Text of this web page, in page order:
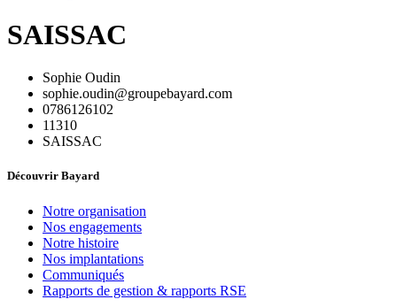
SAISSAC
Sophie Oudin
sophie.oudin@groupebayard.com
0786126102
11310
SAISSAC
Découvrir Bayard
Notre organisation
Nos engagements
Notre histoire
Nos implantations
Communiqués
Rapports de gestion & rapports RSE